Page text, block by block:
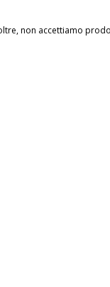
non accettiamo